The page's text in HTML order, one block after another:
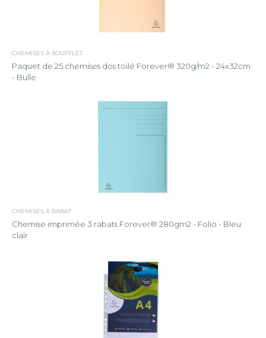
CHEMISES À SOUFFLET
Paquet de 25 chemises dos toilé Forever® 320g/m2 - 24x32cm
- Bulle
CHEMISES À RABAT
Chemise imprimée 3 rabats Forever® 280gm2 - Folio - Bleu
clair